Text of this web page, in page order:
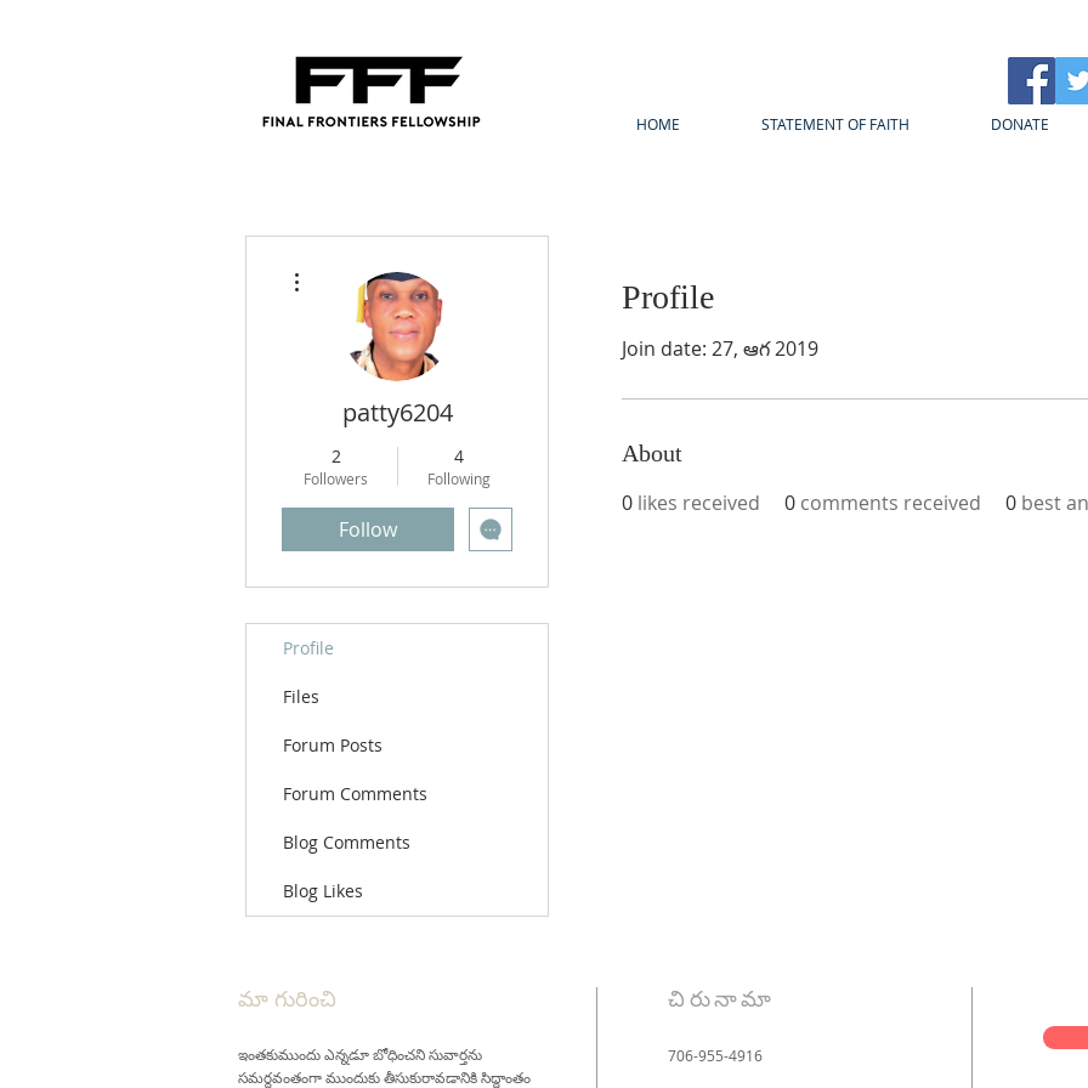
HOME STATEMENT OF FAITH DONATE
Profile
Join date: 27, ఆగ 2019
About
0 likes received 0 comments received 0 best
patty6204
2
Followers
4
Following
Follow
Profile
Files
Forum Posts
Forum Comments
Blog Comments
Blog Likes
మా గురించి
ఇంతకుముందు ఎన్నడూ బోధించని సువార్తను
సమర్థవంతంగా ముందుకు తీసుకురావడానికి సిద్ధాంతం
చిరునామా
706-955-4916